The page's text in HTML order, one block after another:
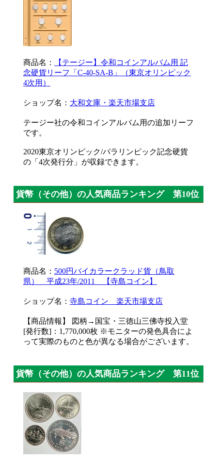
商品名：
【テージー】令和コインアルバム用 記
念硬貨リーフ「C-40-SA-B」（東京オリンピック
4次用）
ショップ名： 大和文庫・楽天市場支店
テージー社の令和コインアルバム用の追加リーフ
です。
2020東京オリンピック/パラリンピック記念硬貨
の「4次発行分」が収録できます。
貨幣（その他）の人気商品ランキング 第10位
商品名： 500円バイカラークラッド貨（鳥取
県） 平成23年/2011 【寺島コイン】
ショップ名： 寺島コイン 楽天市場支店
【商品情報】 図柄→国宝・三徳山三佛寺投入堂
[発行数]：1,770,000枚 ※モニターの発色具合によ
って実際のものと色が異なる場合がございます。
貨幣（その他）の人気商品ランキング 第11位